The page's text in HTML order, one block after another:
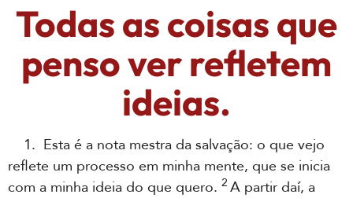
Todas as coisas que
penso ver refletem
ideias.
1. Esta é a nota mestra da salvação: o que vejo
reflete um processo em minha mente, que se inicia
com a minha ideia do que quero. 2 A partir daí, a